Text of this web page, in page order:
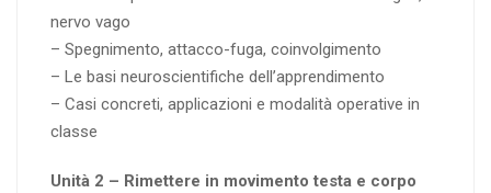
nervo vago
– Spegnimento, attacco-fuga, coinvolgimento
– Le basi neuroscientifiche dell’apprendimento
– Casi concreti, applicazioni e modalità operative in
classe
Unità 2 – Rimettere in movimento testa e corpo